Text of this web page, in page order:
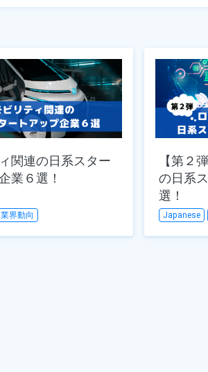
関連の日系スター
業６選！
業界動向
【第２
の日系
選！
Japanese